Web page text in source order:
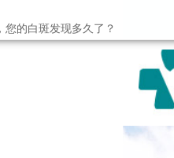
的白斑发现多久了？